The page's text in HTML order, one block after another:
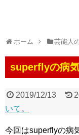
ホーム 芸能人
superflyの病
2019/12/13
いて。
今回はsuperflyの病